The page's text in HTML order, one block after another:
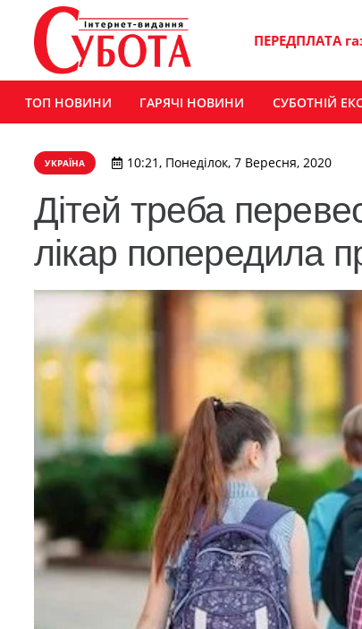
ПЕРЕДПЛАТА
ТОП НОВИНИ ГАРЯЧІ НОВИНИ СУБОТНІЙ
УКРАЇНА 10:21, Понеділок, 7 Вересня, 2020
Дітей треба
лікар попередила